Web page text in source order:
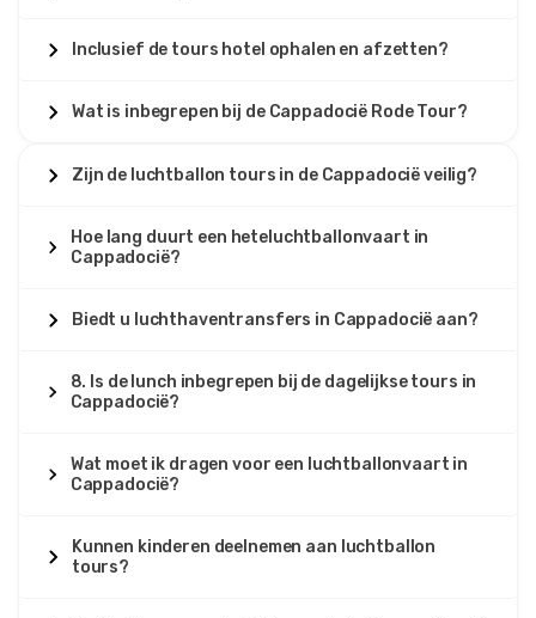
Inclusief de tours hotel ophalen en afzetten?
Wat is inbegrepen bij de Cappadocië Rode Tour?
Zijn de luchtballon tours in de Cappadocië veilig?
Hoe lang duurt een heteluchtballonvaart in
Cappadocië?
Biedt u luchthaventransfers in Cappadocië aan?
8. Is de lunch inbegrepen bij de dagelijkse tours in
Cappadocië?
Wat moet ik dragen voor een luchtballonvaart in
Cappadocië?
Kunnen kinderen deelnemen aan luchtballon
tours?